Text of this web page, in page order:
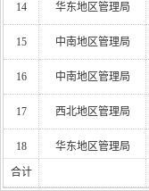
14 华东地区管理局
15 中南地区管理局
16 中南地区管理局
17 西北地区管理局
18 华东地区管理局
合计